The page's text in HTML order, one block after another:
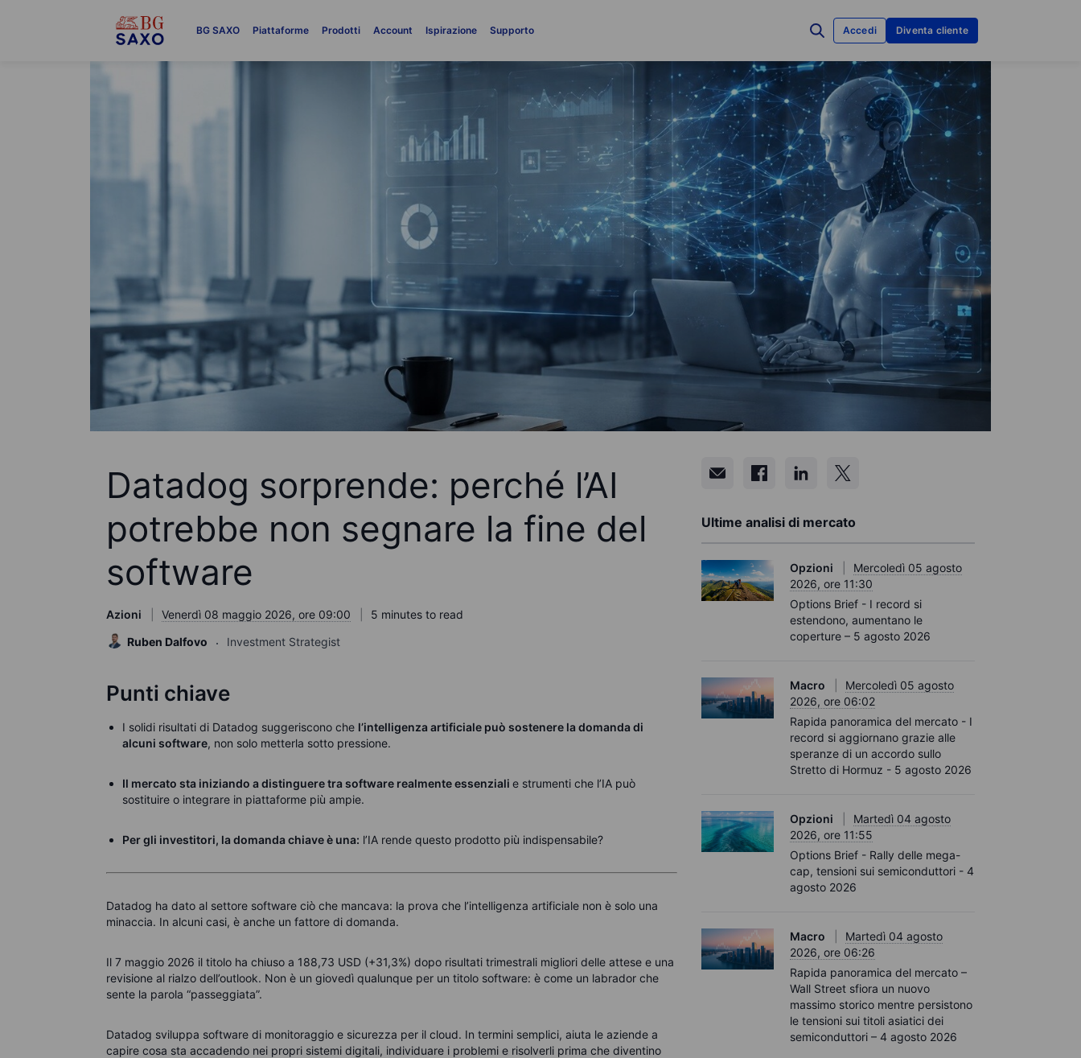
BG SAXO Piattaforme Prodotti Account Ispirazione Supporto Accedi Diventa cliente
Datadog sorprende: perché l’AI
potrebbe non segnare la fine del
software
Azioni Venerdì 08 maggio 2026, ore 09:00
5 minutes to read
Ruben Dalfovo
Investment Strategist
Punti chiave
I solidi risultati di Datadog suggeriscono che l’intelligenza artificiale può sostenere la domanda di
alcuni software, non solo metterla sotto pressione.
Il mercato sta iniziando a distinguere tra software realmente essenziali e strumenti che l’IA può
sostituire o integrare in piattaforme più ampie.
Per gli investitori, la domanda chiave è una: l’IA rende questo prodotto più indispensabile?
Datadog ha dato al settore software ciò che mancava: la prova che l’intelligenza artificiale non è solo una
minaccia. In alcuni casi, è anche un fattore di domanda.
Il 7 maggio 2026 il titolo ha chiuso a 188,73 USD (+31,3%) dopo risultati trimestrali migliori delle attese e una
revisione al rialzo dell’outlook. Non è un giovedì qualunque per un titolo software: è come un labrador che
sente la parola “passeggiata”.
Datadog sviluppa software di monitoraggio e sicurezza per il cloud. In termini semplici, aiuta le aziende a
capire cosa sta accadendo nei propri sistemi digitali, individuare i problemi e risolverli prima che diventino
Ultime analisi di mercato
Opzioni
Mercoledì 05 agosto
2026, ore 11:30
Options Brief - I record si
estendono, aumentano le
coperture – 5 agosto 2026
Macro
Mercoledì 05 agosto
2026, ore 06:02
Rapida panoramica del mercato - I
record si aggiornano grazie alle
speranze di un accordo sullo
Stretto di Hormuz - 5 agosto 2026
Opzioni
Martedì 04 agosto
2026, ore 11:55
Options Brief - Rally delle mega-
cap, tensioni sui semiconduttori - 4
agosto 2026
Macro
Martedì 04 agosto
2026, ore 06:26
Rapida panoramica del mercato –
Wall Street sfiora un nuovo
massimo storico mentre persistono
le tensioni sui titoli asiatici dei
semiconduttori – 4 agosto 2026